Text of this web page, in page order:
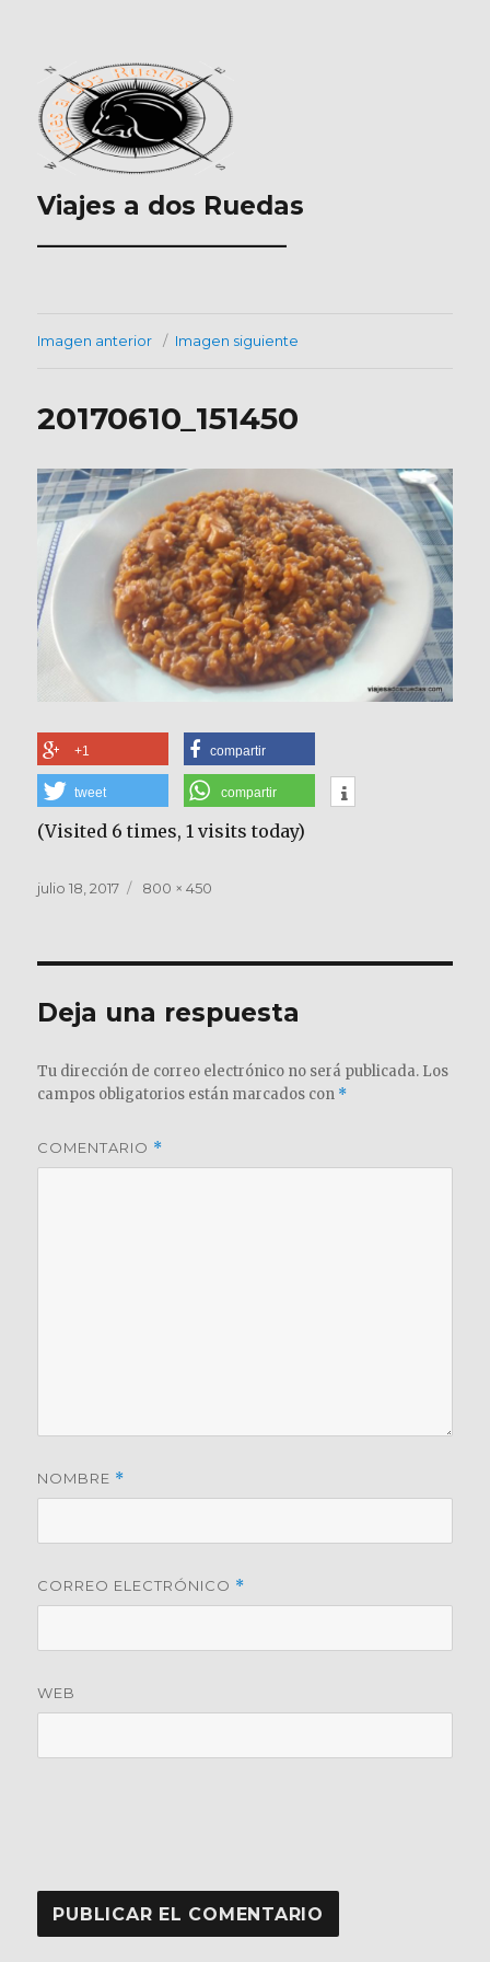
Viajes a dos Ruedas
___________________
Imagen anterior Imagen siguiente
20170610_151450
+1 compartir
tweet compartir
(Visited 6 times, 1 visits today)
Publicado
julio 18, 2017
Tamaño
800 × 450
Deja una respuesta
Tu dirección de correo electrónico no será publicada. Los
campos obligatorios están marcados con *
COMENTARIO *
NOMBRE *
CORREO ELECTRÓNICO *
WEB